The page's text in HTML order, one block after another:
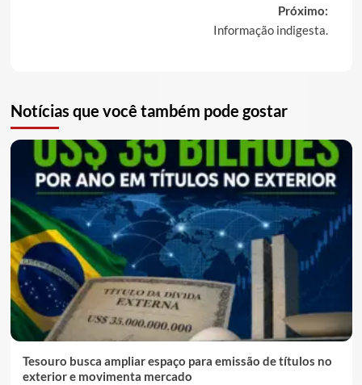
Próximo:
Informação indigesta.
Notícias que você também pode gostar
Tesouro busca ampliar espaço para emissão de títulos no
exterior e movimenta mercado